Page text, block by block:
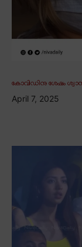
കോവിഡിനു ശേഷം
April 7, 2025